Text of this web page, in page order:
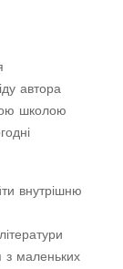
автора
школою
внутрішню
з маленьких